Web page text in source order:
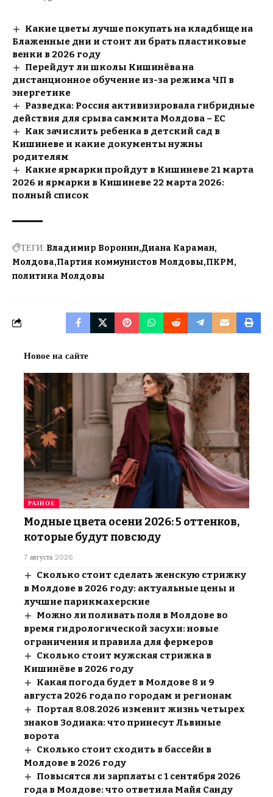
Какие цветы лучше покупать на кладбище на
Блаженные дни и стоит ли брать пластиковые
венки в 2026 году
Перейдут ли школы Кишинёва на
дистанционное обучение из-за режима ЧП в
энергетике
Разведка: Россия активизировала гибридные
действия для срыва саммита Молдова – ЕС
Как зачислить ребенка в детский сад в
Кишиневе и какие документы нужны
родителям
Какие ярмарки пройдут в Кишиневе 21 марта
2026 и ярмарки в Кишиневе 22 марта 2026:
полный список
ТЕГИ: Владимир Воронин Диана Караман
Молдова Партия коммунистов Молдовы ПКРМ
политика Молдовы
Новое на сайте
РАЗНОЕ
Модные цвета осени 2026: 5 оттенков,
которые будут повсюду
7 августа 2026
Сколько стоит сделать женскую стрижку
в Молдове в 2026 году: актуальные цены и
лучшие парикмахерские
Можно ли поливать поля в Молдове во
время гидрологической засухи: новые
ограничения и правила для фермеров
Сколько стоит мужская стрижка в
Кишинёве в 2026 году
Какая погода будет в Молдове 8 и 9
августа 2026 года по городам и регионам
Портал 8.08.2026 изменит жизнь четырех
знаков Зодиака: что принесут Львиные
ворота
Сколько стоит сходить в бассейн в
Молдове в 2026 году
Повысятся ли зарплаты с 1 сентября 2026
года в Молдове: что ответила Майя Санду